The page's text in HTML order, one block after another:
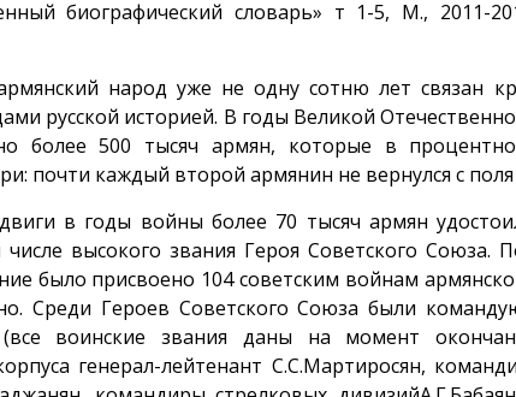
биографический словарь» т 1-5, М., 2011-
народ уже не одну сотню лет связан
русской историей. В годы Великой
более 500 тысяч армян, которые в
почти каждый второй армянин не вернулся с поля
в годы войны более 70 тысяч армян
числе высокого звания Героя Советского
было присвоено 104 советским войнам
Среди Героев Советского Союза были
(все воинские звания даны на момент
генерал-лейтенант С.С.Мартиросян,